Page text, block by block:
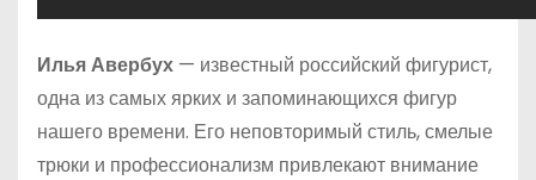
Илья Авербух — известный российский фигурист,
одна из самых ярких и запоминающихся фигур
нашего времени. Его неповторимый стиль, смелые
трюки и профессионализм привлекают внимание